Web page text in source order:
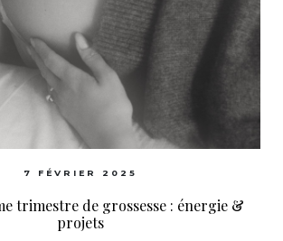
7 FÉVRIER 2025
trimestre de grossesse : énergie &
projets